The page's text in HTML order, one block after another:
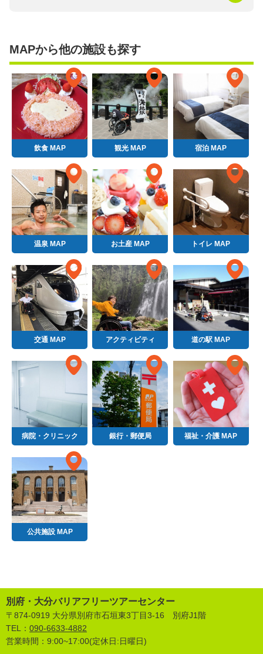
MAPから他の施設も探す
飲食 MAP 観光 MAP 宿泊 MAP
温泉 MAP お土産 MAP トイレ MAP
交通 MAP アクティビティ 道の駅 MAP
病院・クリニック 銀行・郵便局 福祉・介護 MAP
公共施設 MAP
別府・大分バリアフリーツアーセンター
〒874-0919 大分県別府市石垣東3丁目3-16 別府J1階
TEL： 090-6633-4882
営業時間：9:00~17:00(定休日:日曜日)